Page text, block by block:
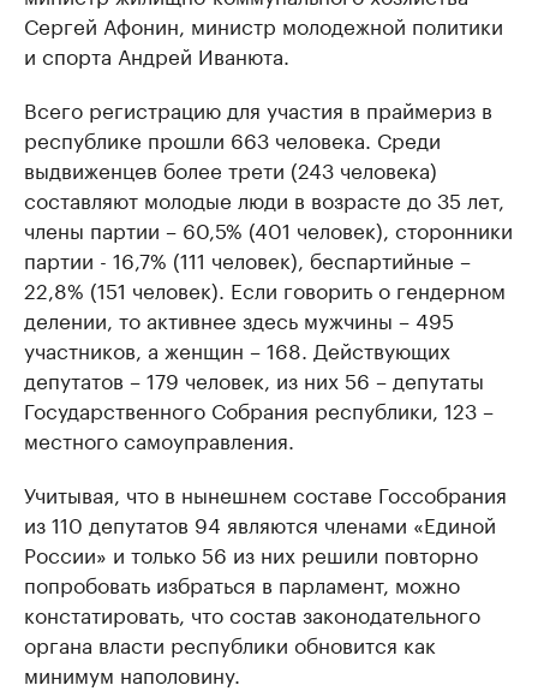
Сергей Афонин, министр молодежной политики
и спорта Андрей Иванюта.
Всего регистрацию для участия в праймериз в
республике прошли 663 человека. Среди
выдвиженцев более трети (243 человека)
составляют молодые люди в возрасте до 35 лет,
члены партии – 60,5% (401 человек), сторонники
партии - 16,7% (111 человек), беспартийные –
22,8% (151 человек). Если говорить о гендерном
делении, то активнее здесь мужчины – 495
участников, а женщин – 168. Действующих
депутатов – 179 человек, из них 56 – депутаты
Государственного Собрания республики, 123 –
местного самоуправления.
Учитывая, что в нынешнем составе Госсобрания
из 110 депутатов 94 являются членами «Единой
России» и только 56 из них решили повторно
попробовать избраться в парламент, можно
констатировать, что состав законодательного
органа власти республики обновится как
минимум наполовину.